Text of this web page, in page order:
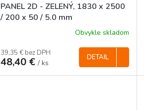
PANEL 2D - ZELENÝ, 1830 x 2500
/ 200 x 50 / 5.0 mm
Obvykle skladom
39,35 € bez DPH
48,40 €/ ks
DETAIL